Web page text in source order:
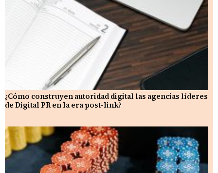
¿Cómo construyen autoridad digital las agencias líderes
de Digital PR en la era post-link?